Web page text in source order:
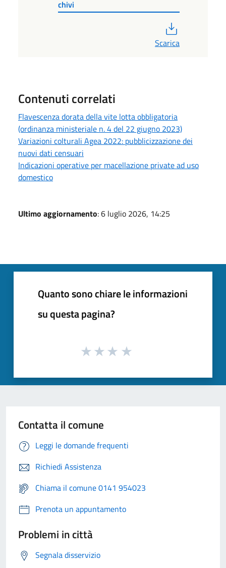
chivi
Scarica
Contenuti correlati
Flavescenza dorata della vite lotta obbligatoria
(ordinanza ministeriale n. 4 del 22 giugno 2023)
Variazioni colturali Agea 2022: pubblicizzazione dei
nuovi dati censuari
Indicazioni operative per macellazione private ad uso
domestico
Ultimo aggiornamento: 6 luglio 2026, 14:25
Quanto sono chiare le informazioni
su questa pagina?
Contatta il comune
Leggi le domande frequenti
Richiedi Assistenza
Chiama il comune 0141 954023
Prenota un appuntamento
Problemi in città
Segnala disservizio